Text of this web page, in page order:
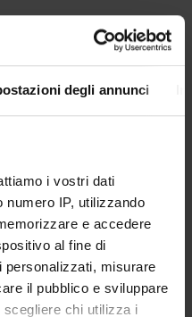
degli annunci
i vostri dati
numero IP, utilizzando
e accedere
al fine di
personalizzati, misurare
il pubblico e sviluppare
chi utilizza i
23, 2022 al Jun 30, 2023.